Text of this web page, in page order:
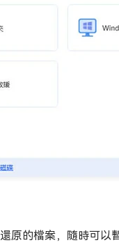
原的檔案，隨時可以